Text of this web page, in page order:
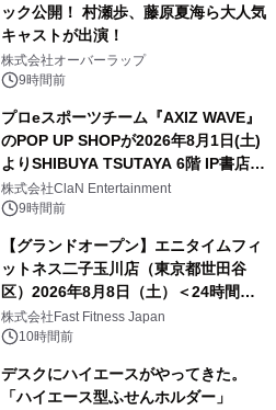
ック公開！ 村瀬歩、藤原夏海ら大人気
キャストが出演！
株式会社オーバーラップ
9時間前
プロeスポーツチーム『AXIZ WAVE』
のPOP UP SHOPが2026年8月1日(土)
よりSHIBUYA TSUTAYA 6階 IP書店で
開催決定！！
株式会社ClaN Entertainment
9時間前
【グランドオープン】エニタイムフィ
ットネス二子玉川店（東京都世田谷
区）2026年8月8日（土）＜24時間年
中無休のフィットネスジム＞
株式会社Fast Fitness Japan
10時間前
デスクにハイエースがやってきた。
「ハイエース型ふせんホルダー」